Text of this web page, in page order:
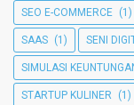
SEO E-COMMERCE (1)
SAAS (1) SENI
SIMULASI
STARTUP KULINER (1)